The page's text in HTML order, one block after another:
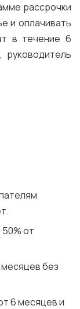
рассрочки
и оплачивать
в течение 6
руководитель
от
без
6 месяцев и